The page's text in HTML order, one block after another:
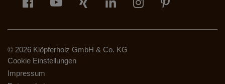
© 2026 Klöpferholz GmbH & Co. KG
Cookie Einstellungen
Impressum